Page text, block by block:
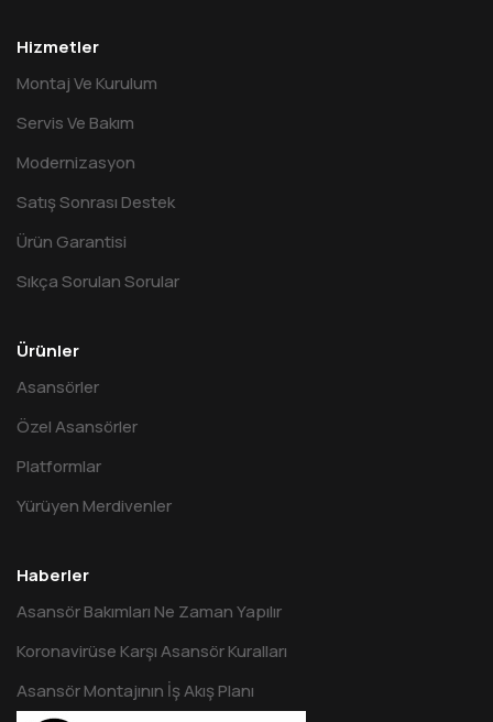
Hizmetler
Montaj Ve Kurulum
Servis Ve Bakım
Modernizasyon
Satış Sonrası Destek
Ürün Garantisi
Sıkça Sorulan Sorular
Ürünler
Asansörler
Özel Asansörler
Platformlar
Yürüyen Merdivenler
Haberler
Asansör Bakımları Ne Zaman Yapılır
Koronavirüse Karşı Asansör Kuralları
Asansör Montajının İş Akış Planı